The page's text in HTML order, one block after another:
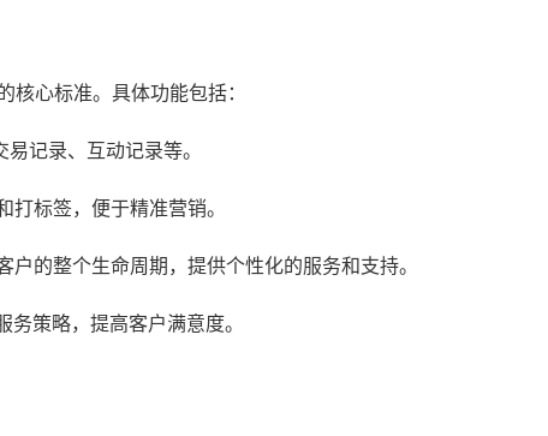
心标准。具体功能包括：
记录、互动记录等。
打标签，便于精准营销。
户的整个生命周期，提供个性化的服务和支持。
策略，提高客户满意度。